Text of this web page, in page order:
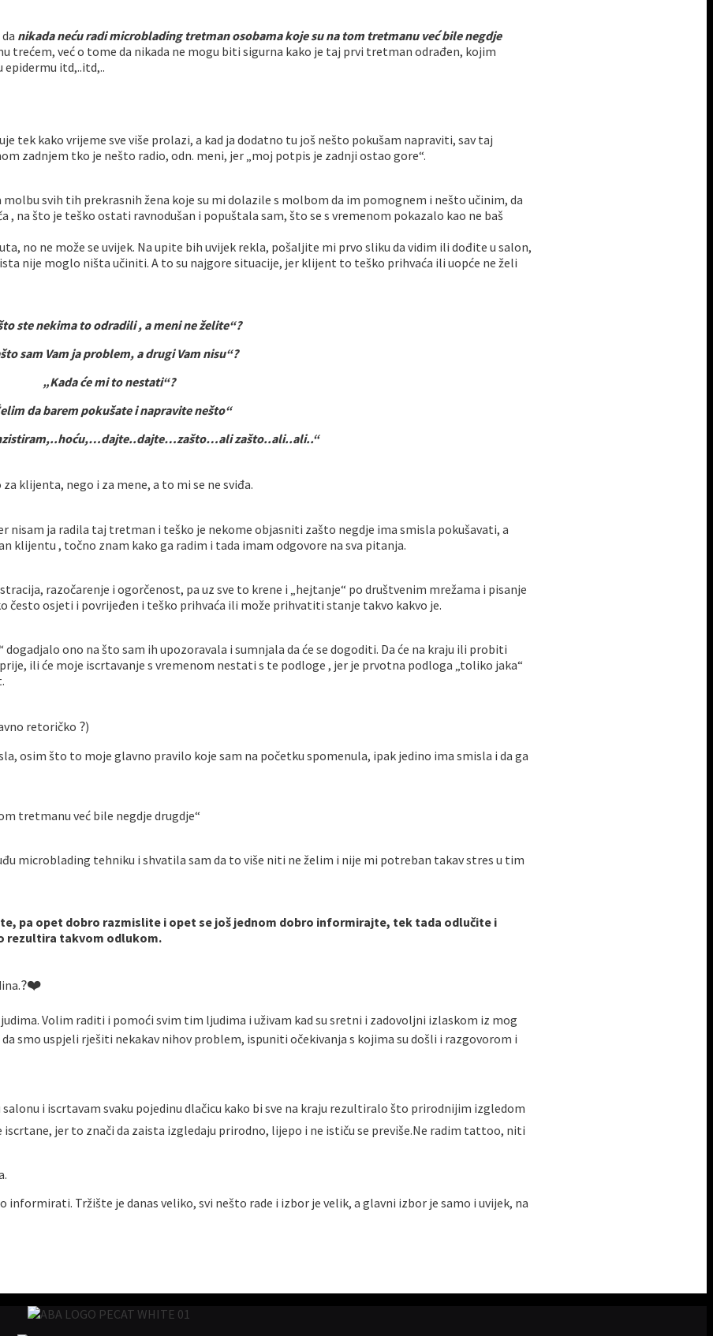
nikada neću radi microblading tretman osobama koje su na tom tretmanu već bile negdje
trećem, već o tome da nikada ne mogu biti sigurna kako je taj prvi tretman odrađen, kojim
itd,..itd,..
tek kako vrijeme sve više prolazi, a kad ja dodatno tu još nešto pokušam napraviti, sav taj
zadnjem tko je nešto radio, odn. meni, jer „moj potpis je zadnji ostao gore“.
svih tih prekrasnih žena koje su mi dolazile s molbom da im pomognem i nešto učinim, da
na što je teško ostati ravnodušan i popuštala sam, što se s vremenom pokazalo kao ne baš
no ne može se uvijek. Na upite bih uvijek rekla, pošaljite mi prvo sliku da vidim ili dođite u salon,
nije moglo ništa učiniti. A to su najgore situacije, jer klijent to teško prihvaća ili uopće ne želi
ste nekima to odradili , a meni ne želite“?
sam Vam ja problem, a drugi Vam nisu“?
„Kada će mi to nestati“?
da barem pokušate i napravite nešto“
zašto..ali..ali..“
za klijenta, nego i za mene, a to mi se ne sviđa.
ja radila taj tretman i teško je nekome objasniti zašto negdje ima smisla pokušavati, a
klijentu , točno znam kako ga radim i tada imam odgovore na sva pitanja.
razočarenje i ogorčenost, pa uz sve to krene i „hejtanje“ po društvenim mrežama i pisanje
često osjeti i povrijeđen i teško prihvaća ili može prihvatiti stanje takvo kakvo je.
ono na što sam ih upozoravala i sumnjala da će se dogoditi. Da će na kraju ili probiti
ili će moje iscrtavanje s vremenom nestati s te podloge , jer je prvotna podloga „toliko jaka“
retoričko ?)
osim što to moje glavno pravilo koje sam na početku spomenula, ipak jedino ima smisla i da ga
tretmanu već bile negdje drugdje“
microblading tehniku i shvatila sam da to više niti ne želim i nije mi potreban takav stres u tim
pa opet dobro razmislite i opet se još jednom dobro informirajte, tek tada odlučite i
rezultira takvom odlukom.
?❤️
Volim raditi i pomoći svim tim ljudima i uživam kad su sretni i zadovoljni izlaskom iz mog
da smo uspjeli rješiti nekakav nihov problem, ispuniti očekivanja s kojima su došli i razgovorom i
salonu i iscrtavam svaku pojedinu dlačicu kako bi sve na kraju rezultiralo što prirodnijim izgledom
jer to znači da zaista izgledaju prirodno, lijepo i ne ističu se previše.Ne radim tattoo, niti
informirati. Tržište je danas veliko, svi nešto rade i izbor je velik, a glavni izbor je samo i uvijek, na